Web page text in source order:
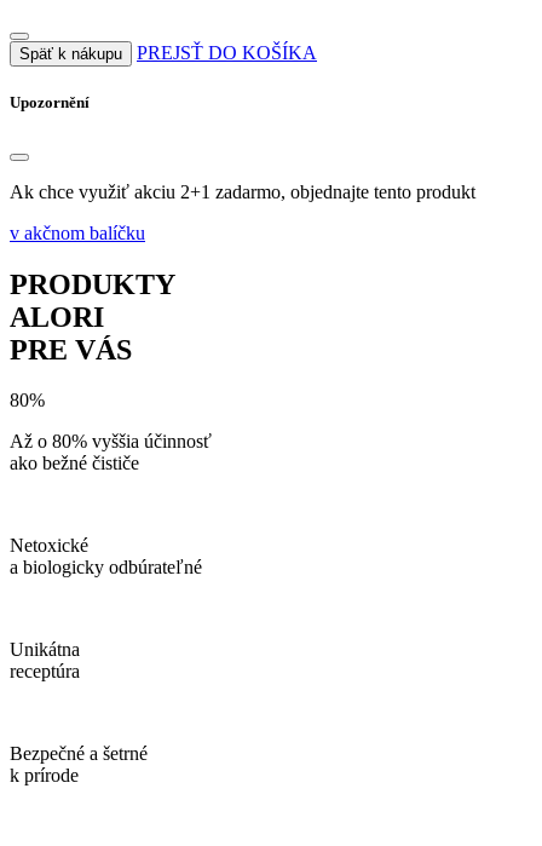
Späť k nákupu PREJSŤ DO KOŠÍKA
Upozornění
Ak chce využiť akciu 2+1 zadarmo, objednajte tento produkt
v akčnom balíčku
PRODUKTY
ALORI
PRE VÁS
80%
Až o 80% vyššia účinnosť
ako bežné čističe
Netoxické
a biologicky odbúrateľné
Unikátna
receptúra
Bezpečné a šetrné
k prírode